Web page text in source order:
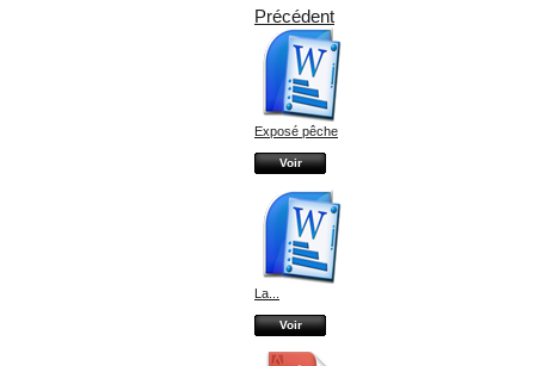
Précédent
Exposé pêche
Voir
La...
Voir